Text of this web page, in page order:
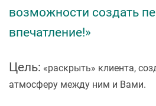
возможности создать
впечатление!»
Цель: «раскрыть» клиента,
атмосферу между ним и Вами.